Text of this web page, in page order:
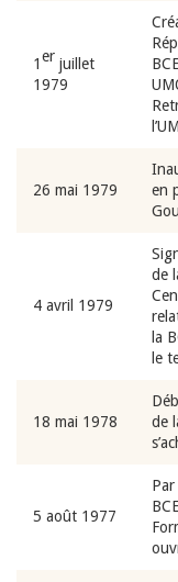
1er juillet
1979
26 mai 1979
en
4 avril 1979
de
la
le
18 mai 1978
de
5 août 1977